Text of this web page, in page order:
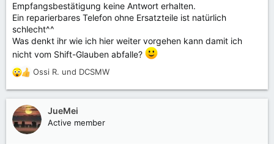
Empfangsbestätigung keine Antwort erhalten.
Ein reparierbares Telefon ohne Ersatzteile ist natürlich
schlecht^^
Was denkt ihr wie ich hier weiter vorgehen kann damit ich
nicht vom Shift-Glauben abfalle?
R
a
k
t
Ossi R. und DCSMW
JueMei
Active member